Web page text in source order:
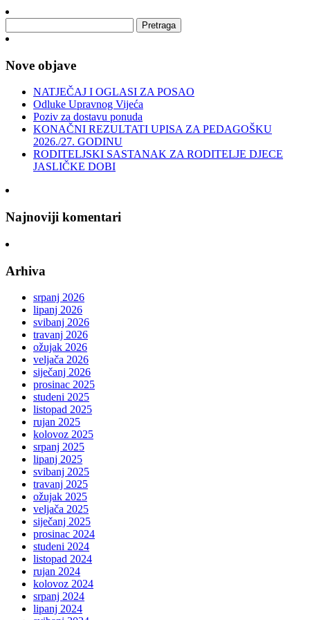
Nove objave
NATJEČAJ I OGLASI ZA POSAO
Odluke Upravnog Vijeća
Poziv za dostavu ponuda
KONAČNI REZULTATI UPISA ZA PEDAGOŠKU
2026./27. GODINU
RODITELJSKI SASTANAK ZA RODITELJE DJECE
JASLIČKE DOBI
Najnoviji komentari
Arhiva
srpanj 2026
lipanj 2026
svibanj 2026
travanj 2026
ožujak 2026
veljača 2026
siječanj 2026
prosinac 2025
studeni 2025
listopad 2025
rujan 2025
kolovoz 2025
srpanj 2025
lipanj 2025
svibanj 2025
travanj 2025
ožujak 2025
veljača 2025
siječanj 2025
prosinac 2024
studeni 2024
listopad 2024
rujan 2024
kolovoz 2024
srpanj 2024
lipanj 2024